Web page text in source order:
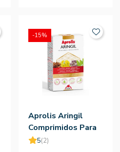
Aprolis Aringil
Comprimidos Para
Deshacer En La
5(2)
-15%